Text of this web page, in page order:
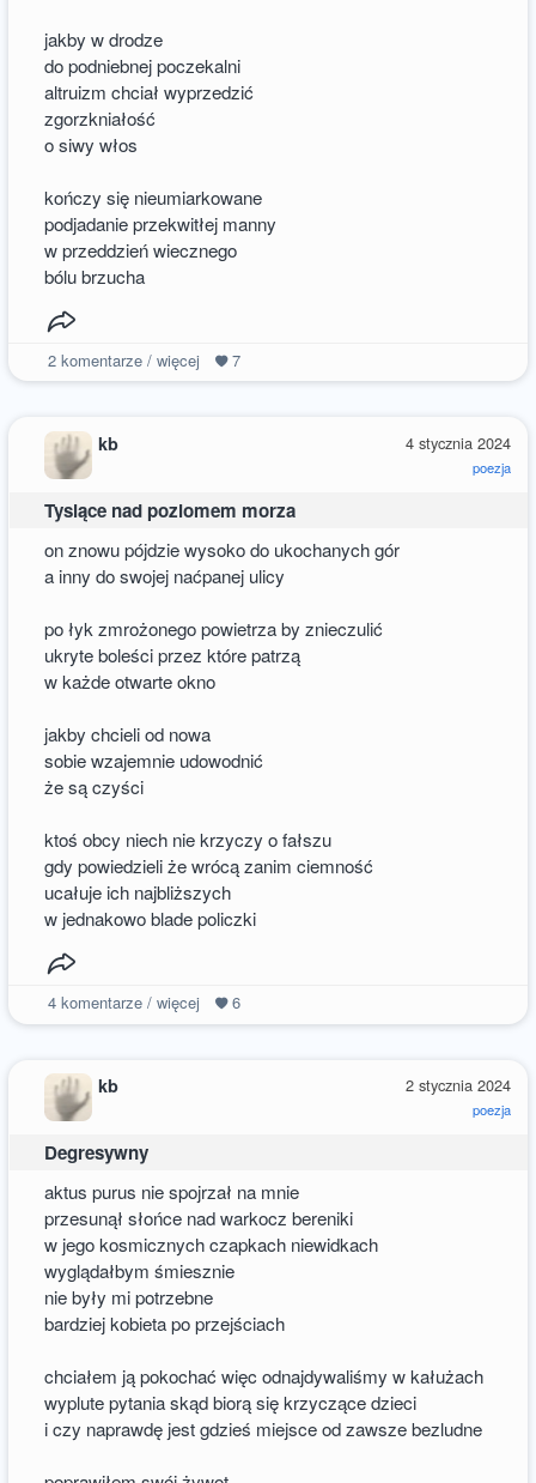
jakby w drodze
do podniebnej poczekalni
altruizm chciał wyprzedzić
zgorzkniałość
o siwy włos
kończy się nieumiarkowane
podjadanie przekwitłej manny
w przeddzień wiecznego
bólu brzucha
2komentarze / więcej 7
4 stycznia 2024
poezja
kb
Tysiące nad poziomem morza
on znowu pójdzie wysoko do ukochanych gór
a inny do swojej naćpanej ulicy
po łyk zmrożonego powietrza by znieczulić
ukryte boleści przez które patrzą
w każde otwarte okno
jakby chcieli od nowa
sobie wzajemnie udowodnić
że są czyści
ktoś obcy niech nie krzyczy o fałszu
gdy powiedzieli że wrócą zanim ciemność
ucałuje ich najbliższych
w jednakowo blade policzki
4komentarze / więcej 6
2 stycznia 2024
poezja
kb
Degresywny
aktus purus nie spojrzał na mnie
przesunął słońce nad warkocz bereniki
w jego kosmicznych czapkach niewidkach
wyglądałbym śmiesznie
nie były mi potrzebne
bardziej kobieta po przejściach
chciałem ją pokochać więc odnajdywaliśmy w kałużach
wyplute pytania skąd biorą się krzyczące dzieci
i czy naprawdę jest gdzieś miejsce od zawsze bezludne